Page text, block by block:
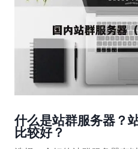
什么是站群服务器？
比较好？